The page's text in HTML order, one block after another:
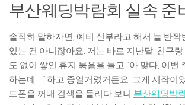
부산웨딩박람회 실속 준
솔직히 말하자면, 예비 신부라고 해서 늘 반
있는 건 아니잖아요. 저는 바로 지난달, 친구
도 없이 쌓인 휴지 묶음을 들고 “아 맞다, 이번
하는데…” 하고 중얼거렸거든요. 그게 시작이
드폰을 꺼내 검색을 돌리다 보니 부산웨딩박